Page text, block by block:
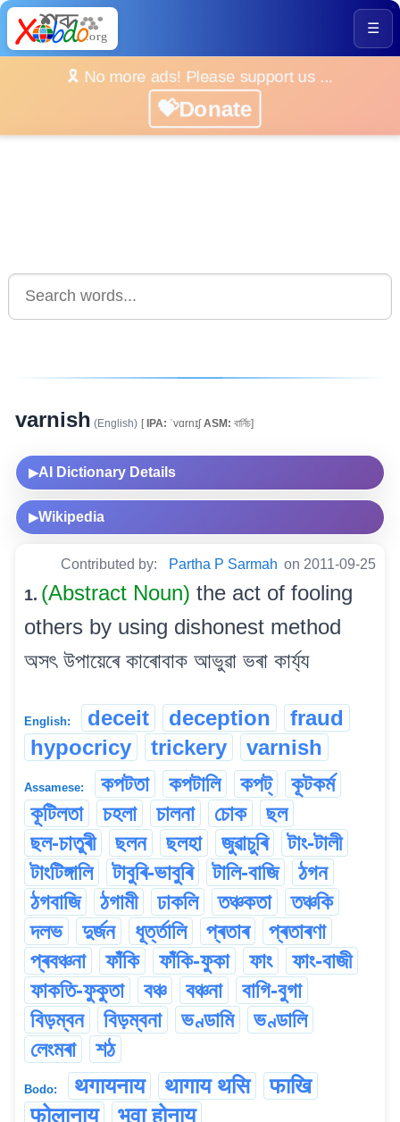
☰
🎗️ No more ads! Please support us ...
💝Donate
varnish (English) [IPA: ˈvɑrnɪʃASM: বাৰ্নিচ]
▶AI Dictionary Details
▶Wikipedia
Contributed by: Partha P Sarmah on 2011-09-25
1. (Abstract Noun) the act of fooling
others by using dishonest method
অসৎ উপায়েৰে কাৰোবাক আভুৱা ভৰা কাৰ্য্য
English: deceit deception
fraud
hypocricy
trickery varnish
Assamese: কপটতা কপটালি কপট্
কূটকৰ্ম
কূটিলতা
চহলা চালনা চোক
ছল
ছল-চাতুৰী
ছলন ছলহা জুৱাচুৰি
টাং-টালী
টাংটিঙ্গালি
টাবুৰি-ভাবুৰি টালি-বাজি
ঠগন
ঠগবাজি
ঠগামী ঢাকলি তঞ্চকতা
তঞ্চকি
দলভ
দুৰ্জন ধূৰ্ত্তালি প্ৰতাৰ
প্ৰতাৰণা
প্ৰবঞ্চনা
ফাঁকি ফাঁকি-ফুকা ফাং
ফাং-বাজী
ফাকতি-ফুকুতা
বঞ্চ বঞ্চনা
বাগি-বুগা
বিড়ম্বন
বিড়ম্বনা ভণ্ডামি
ভণ্ডালি
লেংমৰা
শঠ
Bodo: थगायनाय थागाय थसि
फाखि
फोलानाय
भुवा होनाय